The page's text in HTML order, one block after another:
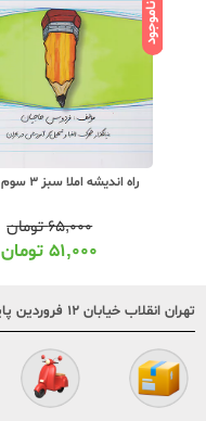
ناموجود
راه اندیشه املا سبز 3 سوم ابتدایی
۶۵,۰۰۰تومان
۵۱,۰۰۰تومان
تهران انقلاب خیابان ۱۲ فروردین پایین تر از وحید نظری پلاک ۲۴۹